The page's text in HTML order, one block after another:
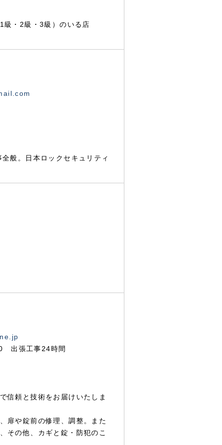
・2級・3級）のいる店
般。日本ロックセキュリティ
出張工事24時間
信頼と技術をお届けいたしま
扉や錠前の修理、調整。また
その他、カギと錠・防犯のこ